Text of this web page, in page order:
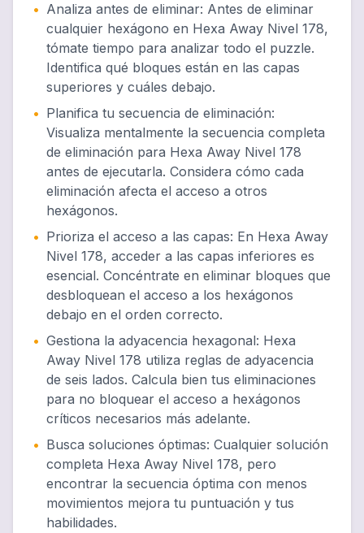
• Analiza antes de eliminar: Antes de eliminar
cualquier hexágono en Hexa Away Nivel 178,
tómate tiempo para analizar todo el puzzle.
Identifica qué bloques están en las capas
superiores y cuáles debajo.
• Planifica tu secuencia de eliminación:
Visualiza mentalmente la secuencia completa
de eliminación para Hexa Away Nivel 178
antes de ejecutarla. Considera cómo cada
eliminación afecta el acceso a otros
hexágonos.
• Prioriza el acceso a las capas: En Hexa Away
Nivel 178, acceder a las capas inferiores es
esencial. Concéntrate en eliminar bloques que
desbloquean el acceso a los hexágonos
debajo en el orden correcto.
• Gestiona la adyacencia hexagonal: Hexa
Away Nivel 178 utiliza reglas de adyacencia
de seis lados. Calcula bien tus eliminaciones
para no bloquear el acceso a hexágonos
críticos necesarios más adelante.
• Busca soluciones óptimas: Cualquier solución
completa Hexa Away Nivel 178, pero
encontrar la secuencia óptima con menos
movimientos mejora tu puntuación y tus
habilidades.